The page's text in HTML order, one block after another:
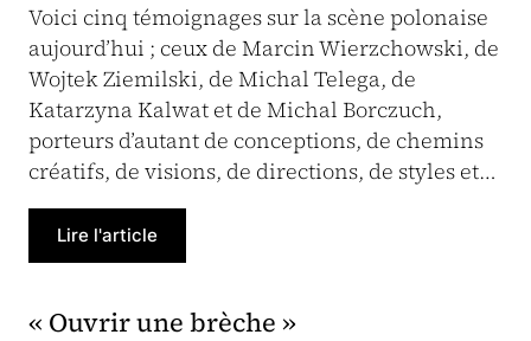
Voici cinq témoignages sur la scène polonaise
aujourd’hui ; ceux de Marcin Wierzchowski, de
Wojtek Ziemilski, de Michal Telega, de
Katarzyna Kalwat et de Michal Borczuch,
porteurs d’autant de conceptions, de chemins
créatifs, de visions, de directions, de styles et…
Lire l'article
« Ouvrir une brèche »